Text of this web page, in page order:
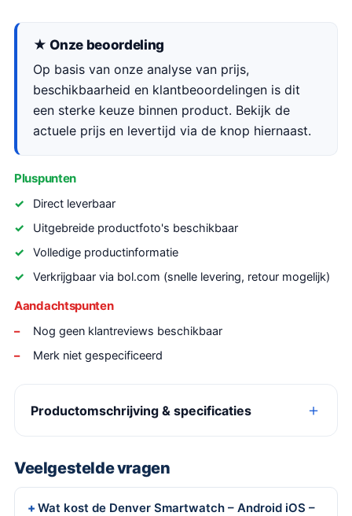
★ Onze beoordeling
Op basis van onze analyse van prijs,
beschikbaarheid en klantbeoordelingen is dit
een sterke keuze binnen product. Bekijk de
actuele prijs en levertijd via de knop hiernaast.
Pluspunten
Direct leverbaar
Uitgebreide productfoto's beschikbaar
Volledige productinformatie
Verkrijgbaar via bol.com (snelle levering, retour mogelijk)
Aandachtspunten
Nog geen klantreviews beschikbaar
Merk niet gespecificeerd
Productomschrijving & specificaties
Veelgestelde vragen
Wat kost de Denver Smartwatch – Android iOS –